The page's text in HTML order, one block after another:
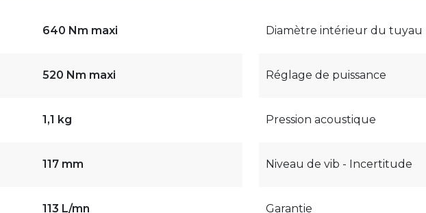
640 Nm maxi
520 Nm maxi
1,1 kg
117 mm
113 L/mn
Diamètre intérieur du tuyau
Réglage de puissance
Pression acoustique
Niveau de vib - Incertitude
Garantie